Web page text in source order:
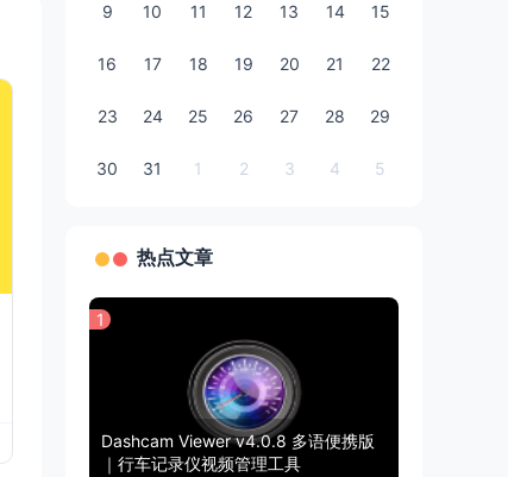
9 10 11 12 13 14 15
16 17 18 19 20 21 22
23 24 25 26 27 28 29
30 31 1 2 3 4 5
热点文章
1
Dashcam Viewer v4.0.8 多语便携版
｜行车记录仪视频管理工具